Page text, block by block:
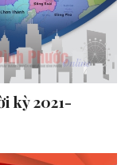
kỳ 2021-